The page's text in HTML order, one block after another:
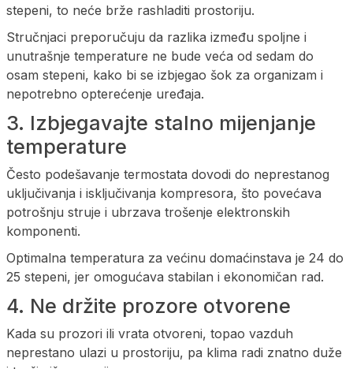
stepeni, to neće brže rashladiti prostoriju.
Stručnjaci preporučuju da razlika između spoljne i
unutrašnje temperature ne bude veća od sedam do
osam stepeni, kako bi se izbjegao šok za organizam i
nepotrebno opterećenje uređaja.
3. Izbjegavajte stalno mijenjanje
temperature
Često podešavanje termostata dovodi do neprestanog
uključivanja i isključivanja kompresora, što povećava
potrošnju struje i ubrzava trošenje elektronskih
komponenti.
Optimalna temperatura za većinu domaćinstava je 24 do
25 stepeni, jer omogućava stabilan i ekonomičan rad.
4. Ne držite prozore otvorene
Kada su prozori ili vrata otvoreni, topao vazduh
neprestano ulazi u prostoriju, pa klima radi znatno duže